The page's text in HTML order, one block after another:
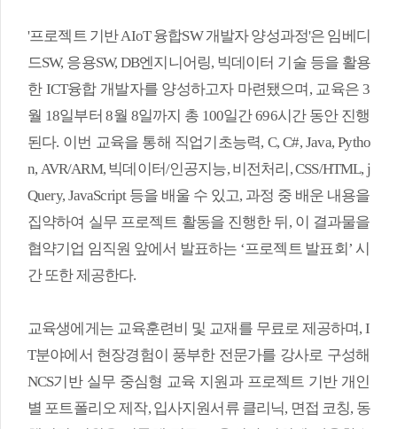
'프로젝트 기반 AIoT 융합SW 개발자 양성과정'은 임베디
드SW, 응용SW, DB엔지니어링, 빅데이터 기술 등을 활용
한 ICT융합 개발자를 양성하고자 마련됐으며, 교육은 3
월 18일부터 8월 8일까지 총 100일간 696시간 동안 진행
된다. 이번 교육을 통해 직업기초능력, C, C#, Java, Pytho
n, AVR/ARM, 빅데이터/인공지능, 비전처리, CSS/HTML, j
Query, JavaScript 등을 배울 수 있고, 과정 중 배운 내용을
집약하여 실무 프로젝트 활동을 진행한 뒤, 이 결과물을
협약기업 임직원 앞에서 발표하는 ‘프로젝트 발표회’ 시
간 또한 제공한다.
교육생에게는 교육훈련비 및 교재를 무료로 제공하며, I
T분야에서 현장경험이 풍부한 전문가를 강사로 구성해
NCS기반 실무 중심형 교육 지원과 프로젝트 기반 개인
별 포트폴리오 제작, 입사지원서류 클리닉, 면접 코칭, 동